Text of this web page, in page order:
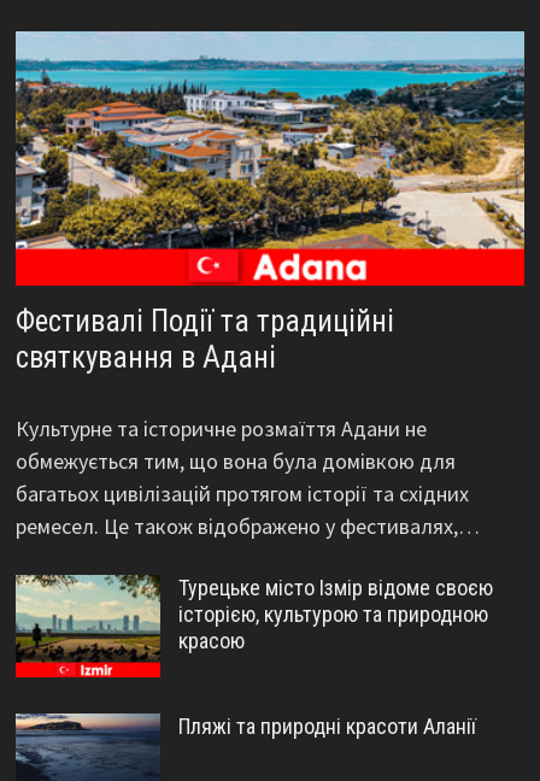
Фестивалі Події та традиційні
святкування в Адані
Культурне та історичне розмаїття Адани не
обмежується тим, що вона була домівкою для
багатьох цивілізацій протягом історії та східних
ремесел. Це також відображено у фестивалях,…
Турецьке місто Ізмір відоме своєю
історією, культурою та природною
красою
Пляжі та природні красоти Аланії